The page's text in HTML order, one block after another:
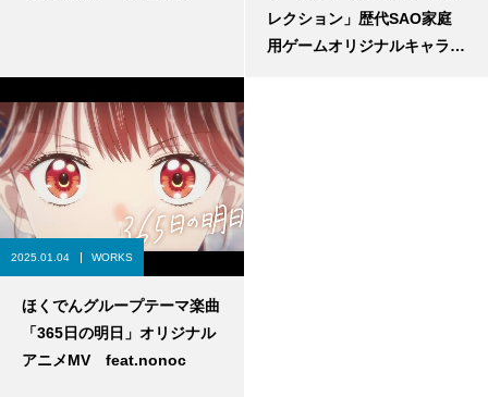
レクション」歴代SAO家庭
用ゲームオリジナルキャラク
2025.01.04 WORKS
ほくでんグループテーマ楽曲
「365日の明日」オリジナル
アニメMV feat.nonoc